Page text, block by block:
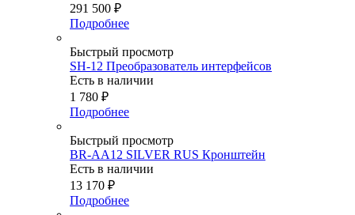
291 500 ₽
Подробнее
Быстрый просмотр
SH-12 Преобразователь интерфейсов
Есть в наличии
1 780 ₽
Подробнее
Быстрый просмотр
BR-AA12 SILVER RUS Кронштейн
Есть в наличии
13 170 ₽
Подробнее